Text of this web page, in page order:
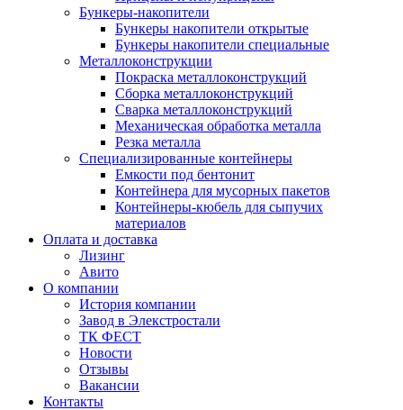
Бункеры-накопители
Бункеры накопители открытые
Бункеры накопители специальные
Металлоконструкции
Покраска металлоконструкций
Сборка металлоконструкций
Сварка металлоконструкций
Механическая обработка металла
Резка металла
Специализированные контейнеры
Емкости под бентонит
Контейнера для мусорных пакетов
Контейнеры-кюбель для сыпучих
материалов
Оплата и доставка
Лизинг
Авито
О компании
История компании
Завод в Элекстростали
ТК ФЕСТ
Новости
Отзывы
Вакансии
Контакты